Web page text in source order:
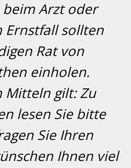
Arzt oder
Ernstfall sollten
Rat von
einholen.
Mitteln gilt: Zu
lesen Sie bitte
Sie Ihren
Ihnen viel